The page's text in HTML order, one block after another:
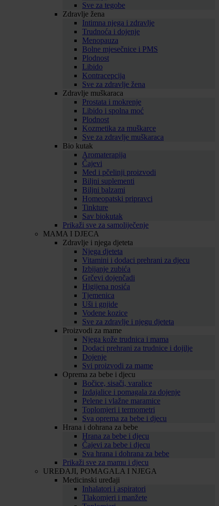
Sve za tegobe
Zdravlje žena
Intimna njega i zdravlje
Trudnoća i dojenje
Menopauza
Bolne mjesečnice i PMS
Plodnost
Libido
Kontracepcija
Sve za zdravlje žena
Zdravlje muškaraca
Prostata i mokrenje
Libido i spolna moć
Plodnost
Kozmetika za muškarce
Sve za zdravlje muškaraca
Bio kutak
Aromaterapija
Čajevi
Med i pčelinji proizvodi
Biljni suplementi
Biljni balzami
Homeopatski pripravci
Tinkture
Sav biokutak
Prikaži sve za samoliječenje
MAMA I DJECA
Zdravlje i njega djeteta
Njega djeteta
Vitamini i dodaci prehrani za djecu
Izbijanje zubića
Grčevi dojenčadi
Higijena nosića
Tjemenica
Uši i gnjide
Vodene kozice
Sve za zdravlje i njegu djeteta
Proizvodi za mame
Njega kože trudnica i mama
Dodaci prehrani za trudnice i dojilje
Dojenje
Svi proizvodi za mame
Oprema za bebe i djecu
Bočice, sisači, varalice
Izdajalice i pomagala za dojenje
Pelene i vlažne maramice
Toplomjeri i termometri
Sva oprema za bebe i djecu
Hrana i dohrana za bebe
Hrana za bebe i djecu
Čajevi za bebe i djecu
Sva hrana i dohrana za bebe
Prikaži sve za mamu i djecu
UREĐAJI, POMAGALA I NJEGA
Medicinski uređaji
Inhalatori i aspiratori
Tlakomjeri i manžete